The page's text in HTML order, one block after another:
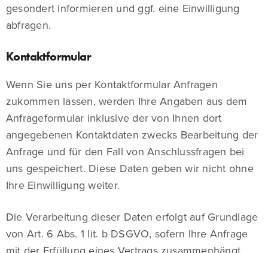
gesondert informieren und ggf. eine Einwilligung
abfragen.
Kontaktformular
Wenn Sie uns per Kontaktformular Anfragen
zukommen lassen, werden Ihre Angaben aus dem
Anfrageformular inklusive der von Ihnen dort
angegebenen Kontaktdaten zwecks Bearbeitung der
Anfrage und für den Fall von Anschlussfragen bei
uns gespeichert. Diese Daten geben wir nicht ohne
Ihre Einwilligung weiter.
Die Verarbeitung dieser Daten erfolgt auf Grundlage
von Art. 6 Abs. 1 lit. b DSGVO, sofern Ihre Anfrage